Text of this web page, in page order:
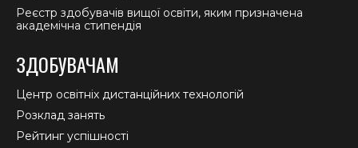
Реєстр здобувачів вищої освіти, яким призначена
академічна стипендія
ЗДОБУВАЧАМ
Центр освітніх дистанційних технологій
Розклад занять
Рейтинг успішності